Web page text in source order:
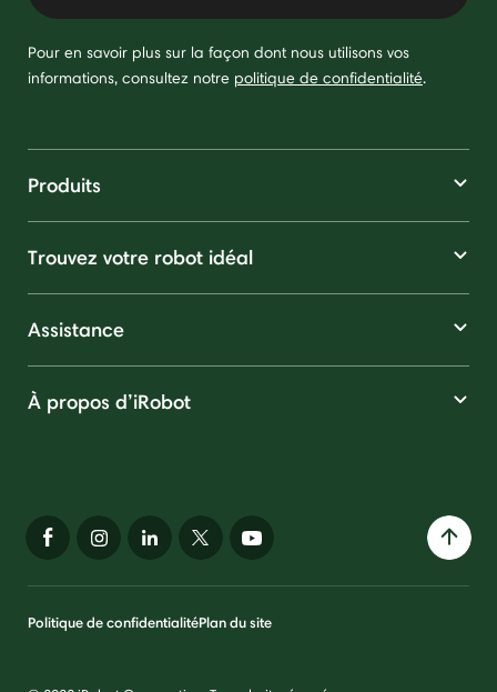
Pour en savoir plus sur la façon dont nous utilisons vos
informations, consultez notre politique de confidentialité.
Produits
Trouvez votre robot idéal
Assistance
À propos d’iRobot
Politique de confidentialitéPlan du site